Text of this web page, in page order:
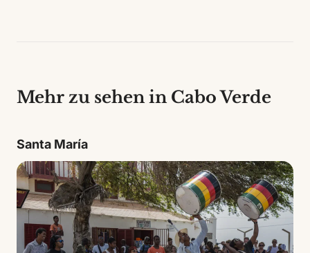
Mehr zu sehen in Cabo Verde
Santa María